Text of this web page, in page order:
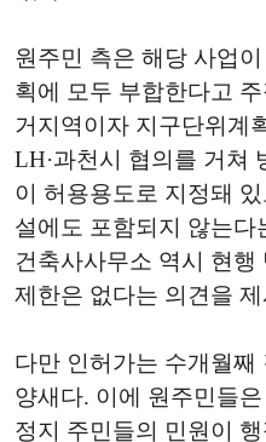
원주민 측은 해당 사업
획에 모두 부합한다고
거지역이자 지구단위계
LH·과천시 협의를 거쳐
이 허용용도로 지정돼
설에도 포함되지 않는다
건축사사무소 역시 현
제한은 없다는 의견을
다만 인허가는 수개월째
양새다. 이에 원주민들
정지 주민들의 민원이